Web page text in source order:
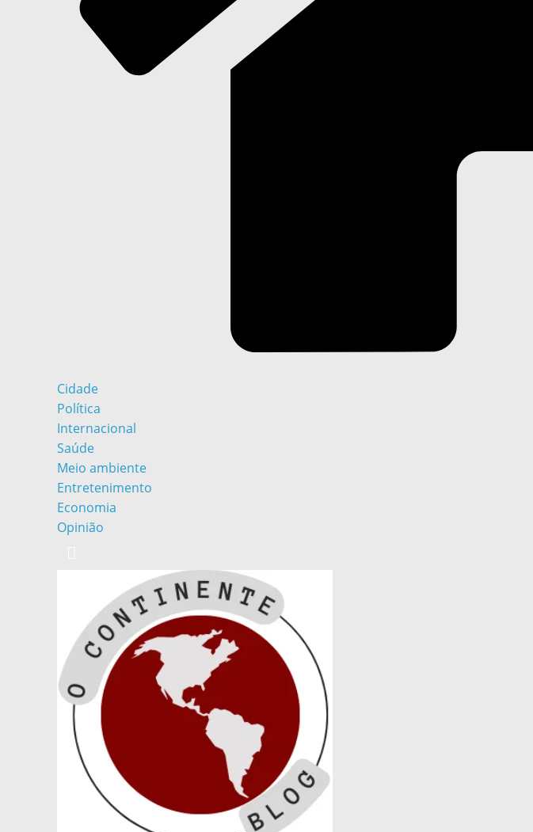
Cidade
Política
Internacional
Saúde
Meio ambiente
Entretenimento
Economia
Opinião